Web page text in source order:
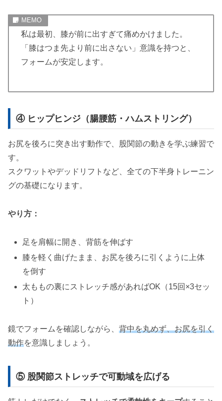
私は最初、膝が前に出すぎて痛めかけました。
「膝はつま先より前に出さない」意識を持つと、
フォームが安定します。
④ ヒップヒンジ（腸腰筋・ハムストリング）
お尻を後ろに突き出す動作で、股関節の動きを学ぶ練習で
す。
スクワットやデッドリフトなど、全ての下半身トレーニン
グの基礎になります。
やり方：
足を肩幅に開き、背筋を伸ばす
膝を軽く曲げたまま、お尻を後ろに引くように上体
を倒す
太ももの裏にストレッチ感があればOK（15回×3セッ
ト）
鏡でフォームを確認しながら、 背中を丸めず、お尻を引く
動作を意識しましょう。
⑤ 股関節ストレッチで可動域を広げる